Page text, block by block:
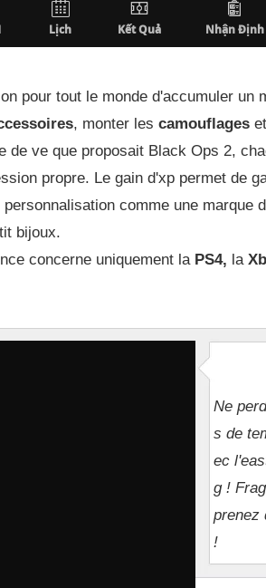
pour tout le monde d'accumuler un
, monter les camouflages
de ve que proposait Black Ops 2,
propre. Le gain d'xp permet de
comme une marque
bijoux.
concerne uniquement la PS4, la
Ne
s de
ec
g !
prenez
!